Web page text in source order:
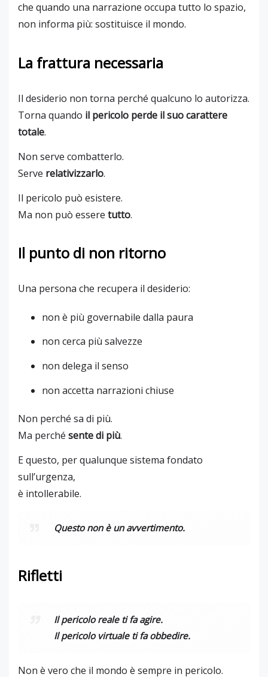
che quando una narrazione occupa tutto lo spazio,
non informa più: sostituisce il mondo.
La frattura necessaria
Il desiderio non torna perché qualcuno lo autorizza.
Torna quando il pericolo perde il suo carattere
totale.
Non serve combatterlo.
Serve relativizzarlo.
Il pericolo può esistere.
Ma non può essere tutto.
Il punto di non ritorno
Una persona che recupera il desiderio:
non è più governabile dalla paura
non cerca più salvezze
non delega il senso
non accetta narrazioni chiuse
Non perché sa di più.
Ma perché sente di più.
E questo, per qualunque sistema fondato
sull’urgenza,
è intollerabile.
Questo non è un avvertimento.
Rifletti
Il pericolo reale ti fa agire.
Il pericolo virtuale ti fa obbedire.
Non è vero che il mondo è sempre in pericolo.